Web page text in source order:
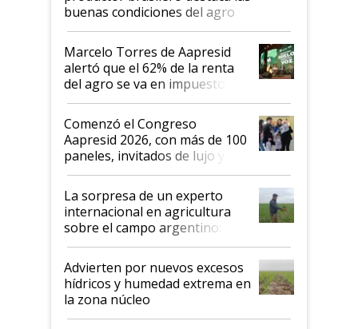
buenas condiciones del agro
argentino para invertir: "Los veo
más motivados"
Marcelo Torres de Aapresid
alertó que el 62% de la renta
del agro se va en impuestos:
"No es bueno que en
Argentina se sigan discutiendo
las mismas cosas de hace 50
años"
Comenzó el Congreso
Aapresid 2026, con más de 100
paneles, invitados de lujo y
todas las tendencias
La sorpresa de un experto
internacional en agricultura
sobre el campo argentino:
"Estoy muy impresionado"
Advierten por nuevos excesos
hídricos y humedad extrema en
la zona núcleo